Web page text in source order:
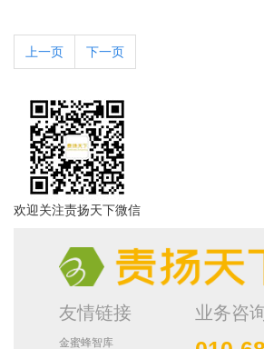
上一页 下一页
欢迎关注责扬天下微信
友情链接
金蜜蜂智库
业务咨询